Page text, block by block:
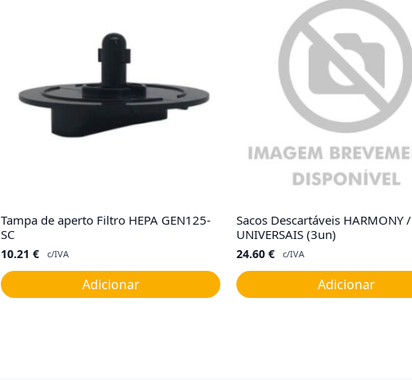
Tampa de aperto Filtro HEPA GEN125-
SC
10.21 € c/IVA
Adicionar
Sacos Descartáveis HARMONY /
UNIVERSAIS (3un)
24.60 € c/IVA
Adicionar